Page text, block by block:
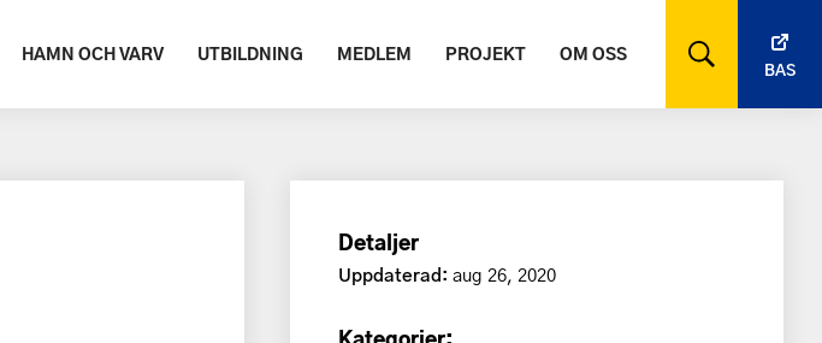
HAMN OCH VARV UTBILDNING MEDLEM PROJEKT OM OSS
BAS
Detaljer
Uppdaterad:aug 26, 2020